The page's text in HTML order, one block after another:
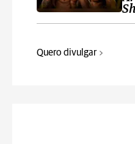
Quero divulgar